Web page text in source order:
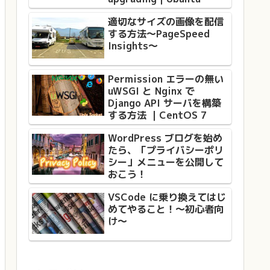
適切なサイズの画像を配信
する方法〜PageSpeed
Insights〜
Permission エラーの無い
uWSGI と Nginx で
Django API サーバを構築
する方法 ｜CentOS 7
WordPress ブログを始め
たら、「プライバシーポリ
シー」メニューを公開して
おこう！
VSCode に乗り換えてはじ
めてやること！〜初心者向
け〜